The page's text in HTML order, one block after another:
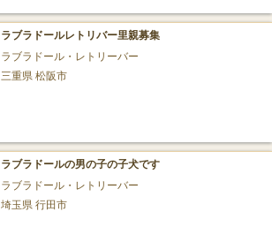
ラブラドールレトリバー里親募集
ラブラドール・レトリーバー
三重県 松阪市
ラブラドールの男の子の子犬です
ラブラドール・レトリーバー
埼玉県 行田市